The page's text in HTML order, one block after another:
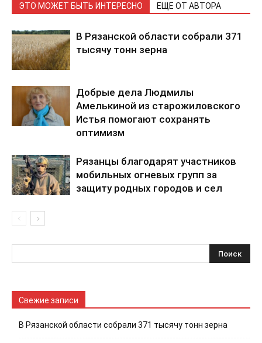
ЭТО МОЖЕТ БЫТЬ ИНТЕРЕСНО ЕЩЕ ОТ АВТОРА
В Рязанской области собрали 371
тысячу тонн зерна
Добрые дела Людмилы
Амелькиной из старожиловского
Истья помогают сохранять
оптимизм
Рязанцы благодарят участников
мобильных огневых групп за
защиту родных городов и сел
Свежие записи
В Рязанской области собрали 371 тысячу тонн зерна